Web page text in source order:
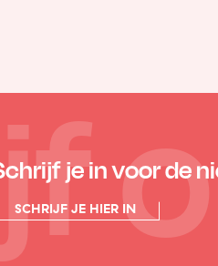
je in voor de
SCHRIJF JE HIER IN